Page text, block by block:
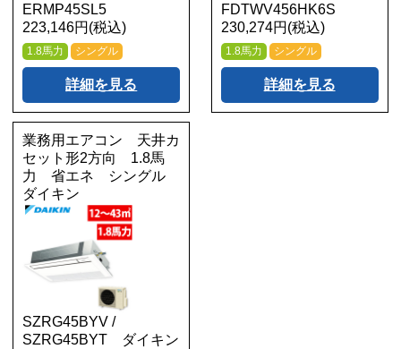
ERMP45SL5
223,146円(税込)
1.8馬力 シングル
詳細を見る
FDTWV456HK6S
230,274円(税込)
1.8馬力 シングル
詳細を見る
業務用エアコン 天井カ
セット形2方向 1.8馬
力 省エネ シングル
ダイキン
SZRG45BYV /
SZRG45BYT ダイキン